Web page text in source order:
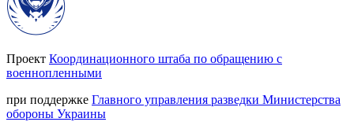
Проект Координационного штаба по обращению с
военнопленными
при поддержке Главного управления разведки Министерства
обороны Украины